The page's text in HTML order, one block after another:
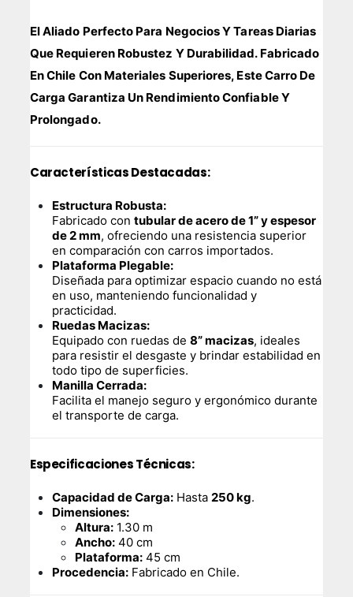
El Aliado Perfecto Para Negocios Y Tareas Diarias
Que Requieren Robustez Y Durabilidad. Fabricado
En Chile Con Materiales Superiores, Este Carro De
Carga Garantiza Un Rendimiento Confiable Y
Prolongado.
Características Destacadas:
Estructura Robusta:
Fabricado contubular de acero de 1” y espesor
de 2 mm, ofreciendo una resistencia superior
en comparación con carros importados.
Plataforma Plegable:
Diseñada para optimizar espacio cuando no está
en uso, manteniendo funcionalidad y
practicidad.
Ruedas Macizas:
Equipado con ruedas de8” macizas, ideales
para resistir el desgaste y brindar estabilidad en
todo tipo de superficies.
Manilla Cerrada:
Facilita el manejo seguro y ergonómico durante
el transporte de carga.
Especificaciones Técnicas:
Capacidad de Carga: Hasta 250 kg.
Dimensiones:
Altura:1.30 m
Ancho:40 cm
Plataforma:45 cm
Procedencia: Fabricado en Chile.